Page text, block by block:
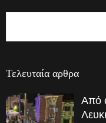
Τελευταία αρθρα
Από